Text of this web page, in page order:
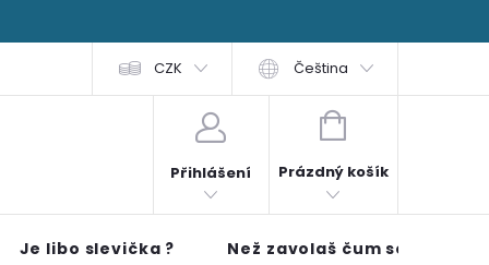
Obchodní podmínky
CZK Čeština
Přihlášení
NÁKUPNÍ KOŠÍK
Prázdný košík
Je libo slevička ? Než zavolaš čum sem!!